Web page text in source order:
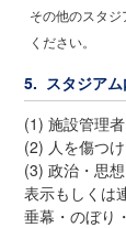
その他のスタ
ください。
5. スタジア
(1) 施設管理
(2) 人を傷つ
(3) 政治・思
表示もしくは
垂幕・のぼり